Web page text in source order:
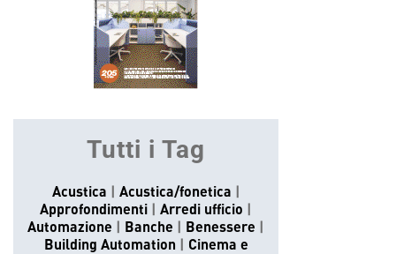
Tutti i Tag
Acustica
Acustica/fonetica
Approfondimenti
Arredi ufficio
Automazione
Banche
Benessere
Building Automation
Cinema e